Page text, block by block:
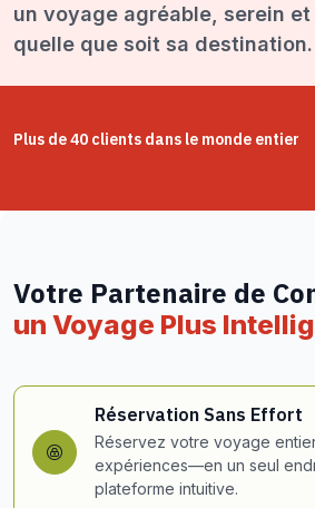
un voyage agréable, serein et
quelle que soit sa destination.
Plus de 40 clients dans le monde entier
Votre Partenaire de
un Voyage Plus
Réservation Sans Effort
Réservez votre voyage
expériences—en un seul
plateforme intuitive.